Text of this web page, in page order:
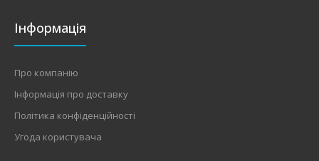
Інформація
Про компанію
Інформація про доставку
Політика конфіденційності
Угода користувача